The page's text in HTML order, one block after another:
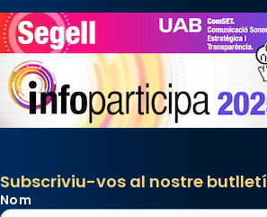
Subscriviu-vos al nostre
Nom